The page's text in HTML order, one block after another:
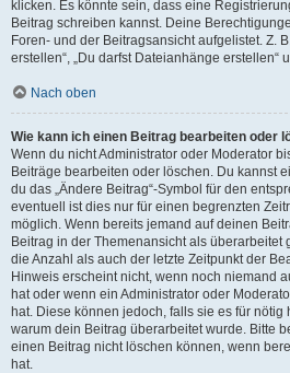
klicken. Es könnte sein, dass eine
Beitrag schreiben kannst. Deine
Foren- und der Beitragsansicht aufgelistet. Z.
erstellen“, „Du darfst Dateianhänge erstellen“
Nach oben
Wie kann ich einen Beitrag bearbeiten oder
Wenn du nicht Administrator oder Moderator
Beiträge bearbeiten oder löschen. Du kannst
du das „Ändere Beitrag“-Symbol für den
eventuell ist dies nur für einen begrenzten
möglich. Wenn bereits jemand auf deinen
Beitrag in der Themenansicht als überarbeitet
die Anzahl als auch der letzte Zeitpunkt der
Hinweis erscheint nicht, wenn noch niemand
hat oder wenn ein Administrator oder
hat. Diese können jedoch, falls sie es für nötig
warum dein Beitrag überarbeitet wurde. Bitte
einen Beitrag nicht löschen können, wenn
hat.